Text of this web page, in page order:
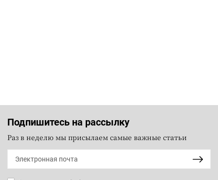
Подпишитесь на рассылку
Раз в неделю мы присылаем самые важные статьи